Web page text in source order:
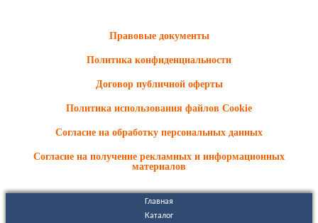
Правовые документы
Политика конфиденциальности
Договор публичной оферты
Политика использования файлов Cookie
Согласие на обработку персональных данных
Согласие на получение рекламных и информационных
материалов
Главная
Каталог